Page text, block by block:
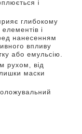
і
глибокому
і
нанесенням
впливу
або емульсію.
рухом, від
маски